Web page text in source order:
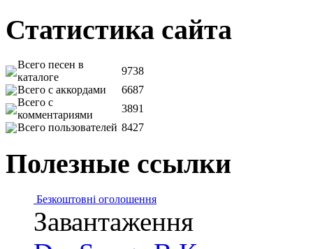
Статистика сайта
Всего песен в
каталоге
9738
Всего с аккордами
6687
Всего с
комментариями
3891
Всего пользователей 8427
Полезные ссылки
Безкоштовні оголошення
Завантаження